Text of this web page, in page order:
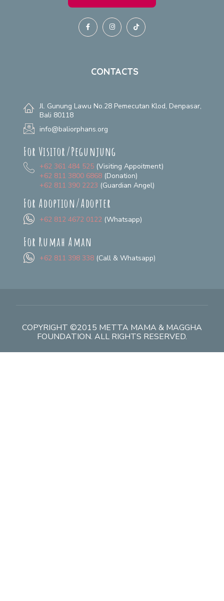
CONTACTS
Jl. Gunung Lawu No.28 Pemecutan Klod, Denpasar,
Bali 80118
info@baliorphans.org
For Visitor/Pegunjung
+62 361 484 525 (Visiting Appoitment)
+62 811 3800 6868 (Donation)
+62 811 390 2223 (Guardian Angel)
For Adoption/Adopter
+62 812 4672 0122 (Whatsapp)
For Rumah Aman
+62 811 398 338 (Call & Whatsapp)
COPYRIGHT ©2015 METTA MAMA & MAGGHA
FOUNDATION. ALL RIGHTS RESERVED.